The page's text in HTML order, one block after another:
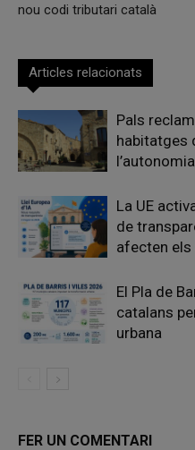
nou codi tributari català
Articles relacionats
Pals
habitatges
La UE
de
afecten
El Pla de
catalans
urbana
FER UN COMENTARI